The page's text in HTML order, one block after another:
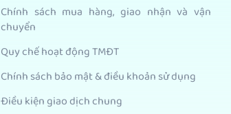
Chính sách mua hàng, giao nhận và vận
chuyển
Quy chế hoạt động TMĐT
Chính sách bảo mật & điều khoản sử dụng
Điều kiện giao dịch chung